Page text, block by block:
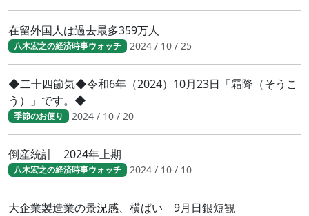
在留外国人は過去最多359万人
八木宏之の経済時事ウォッチ 2024 / 10 / 25
◆二十四節気◆令和6年（2024）10月23日「霜降（そうこ
う）」です。◆
季節のお便り 2024 / 10 / 20
倒産統計 2024年上期
八木宏之の経済時事ウォッチ 2024 / 10 / 10
大企業製造業の景況感、横ばい 9月日銀短観